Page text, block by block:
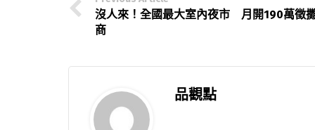
沒人來！全國最大室內夜市 月開190萬徵
商
品觀點